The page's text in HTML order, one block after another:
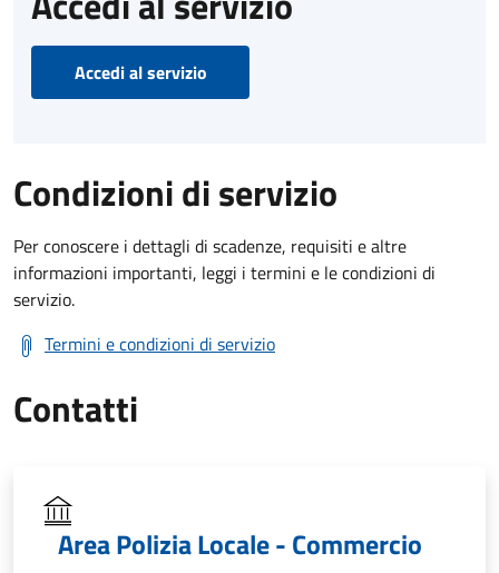
Accedi al servizio
Condizioni di servizio
Per conoscere i dettagli di scadenze, requisiti e altre
informazioni importanti, leggi i termini e le condizioni di
servizio.
Termini e condizioni di servizio
Contatti
Area Polizia Locale - Commercio